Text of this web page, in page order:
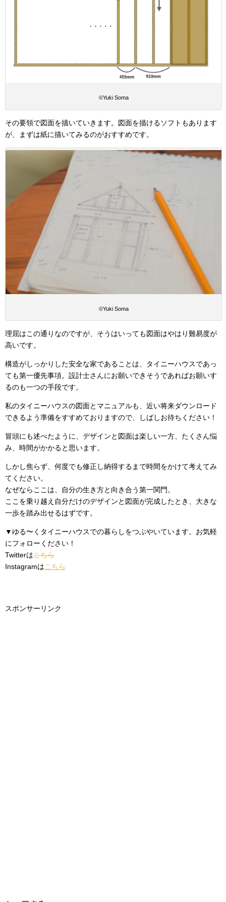
©︎Yuki Soma
その要領で図面を描いていきます。図面を描けるソフトもあります
が、まずは紙に描いてみるのがおすすめです。
©︎Yuki Soma
理屈はこの通りなのですが、そうはいっても図面はやはり難易度が
高いです。
構造がしっかりした安全な家であることは、タイニーハウスであっ
ても第一優先事項。設計士さんにお願いできそうであればお願いす
るのも一つの手段です。
私のタイニーハウスの図面とマニュアルも、近い将来ダウンロード
できるよう準備をすすめておりますので、しばしお待ちください！
冒頭にも述べたように、デザインと図面は楽しい一方、たくさん悩
み、時間がかかると思います。
しかし焦らず、何度でも修正し納得するまで時間をかけて考えてみ
てください。
なぜならここは、自分の生き方と向き合う第一関門。
ここを乗り越え自分だけのデザインと図面が完成したとき、大きな
一歩を踏み出せるはずです。
▼ゆる〜くタイニーハウスでの暮らしをつぶやいています。お気軽
にフォローください！
Twitterはこちら
Instagramはこちら
スポンサーリンク